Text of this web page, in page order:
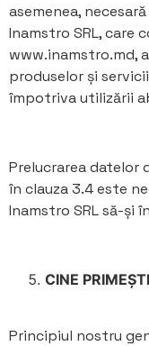
asemenea,
Inamstro SRL, care
www.inamstro.md,
produselor și
împotriva utilizării
Prelucrarea datelor
în clauza 3.4 este
Inamstro SRL să-și
CINE
Principiul nostru